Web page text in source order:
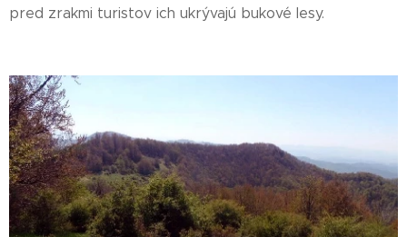
pred zrakmi turistov ich ukrývajú bukové lesy.